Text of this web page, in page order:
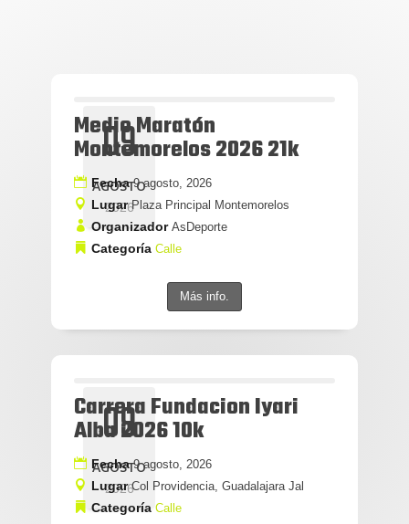
09
AGOSTO
2026
Medio Maratón
Montemorelos 2026 21k
Fecha9 agosto, 2026
LugarPlaza Principal Montemorelos
Organizador AsDeporte
Categoría Calle
Más info.
09
AGOSTO
2026
Carrera Fundacion Iyari
Alba 2026 10k
Fecha9 agosto, 2026
LugarCol Providencia, Guadalajara Jal
Categoría Calle